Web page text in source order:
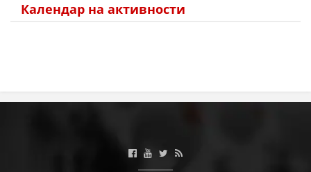
ПРИРАЧНИЦИ
Календар на активности